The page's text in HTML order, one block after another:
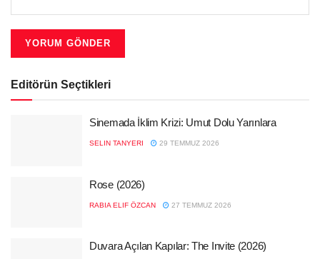
Editörün Seçtikleri
Sinemada İklim Krizi: Umut Dolu Yarınlara
SELIN TANYERI 29 TEMMUZ 2026
Rose (2026)
RABIA ELIF ÖZCAN 27 TEMMUZ 2026
Duvara Açılan Kapılar: The Invite (2026)